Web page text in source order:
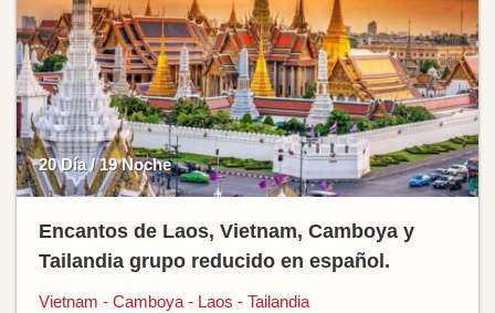
20 Día / 19 Noche
Encantos de Laos, Vietnam, Camboya y
Tailandia grupo reducido en español.
Vietnam - Camboya - Laos - Tailandia